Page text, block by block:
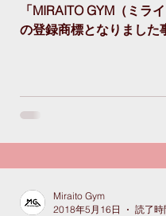
「MIRAITO GYM（ミラ
の登録商標となりました
Miraito Gym
2018年5月16日
読了時